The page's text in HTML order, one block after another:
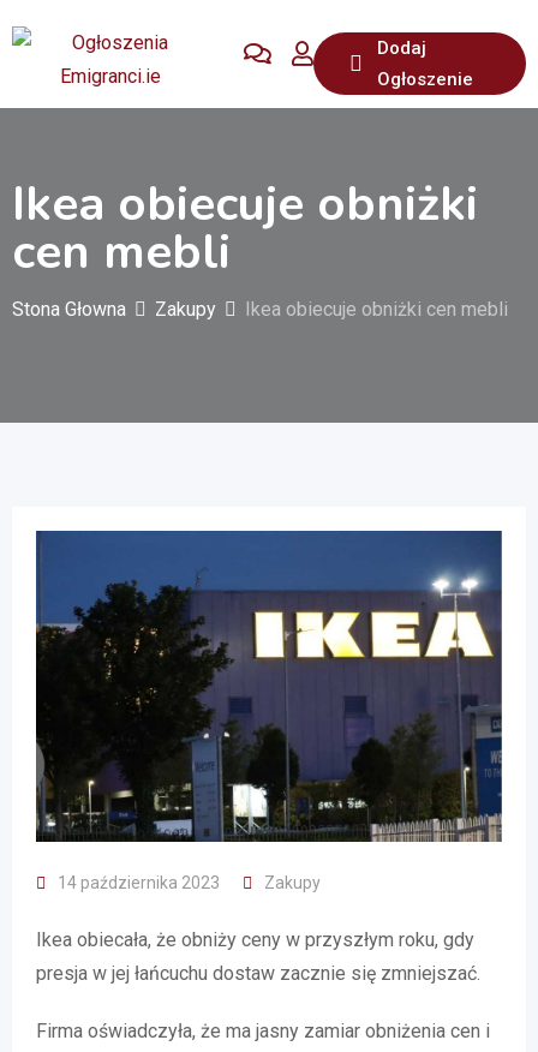
do
Dodaj
Ogłoszenie
Ikea obiecuje obniżki
cen mebli
Stona Głowna Zakupy Ikea obiecuje obniżki cen mebli
14 października 2023 Zakupy
Ikea obiecała, że obniży ceny w przyszłym roku, gdy
presja w jej łańcuchu dostaw zacznie się zmniejszać.
Firma oświadczyła, że ma jasny zamiar obniżenia cen i